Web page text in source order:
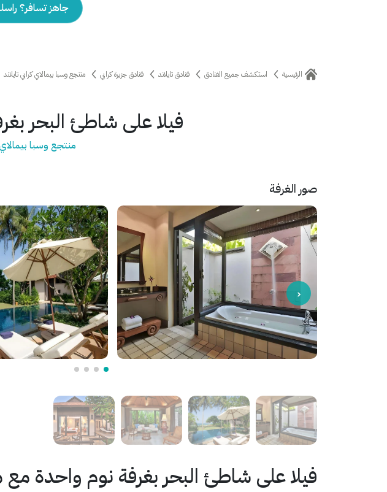
جاهز تسافر؟
الرئيسية استكشف جميع الفنادق فنادق تايلاند فنادق جزيرة كرابي منتجع وسبا بيمالاي كرابي تايلاند
فيلا على شاطئ البحر
منتجع وسبا بيمالاي
صور الغرفة
فيلا على شاطئ البحر بغرفة نوم واحدة